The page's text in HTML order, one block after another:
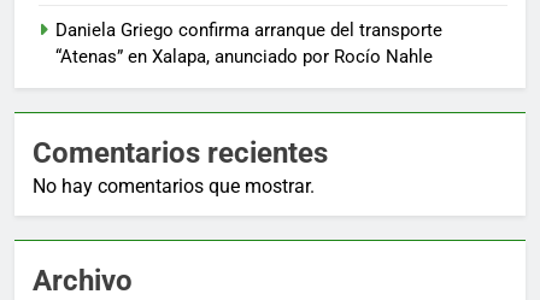
Daniela Griego confirma arranque del transporte
“Atenas” en Xalapa, anunciado por Rocío Nahle
Comentarios recientes
No hay comentarios que mostrar.
Archivo